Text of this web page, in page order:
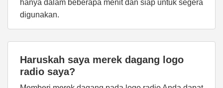
hanya dalam beberapa menit dan siap untuk segera
digunakan.
Haruskah saya merek dagang logo
radio saya?